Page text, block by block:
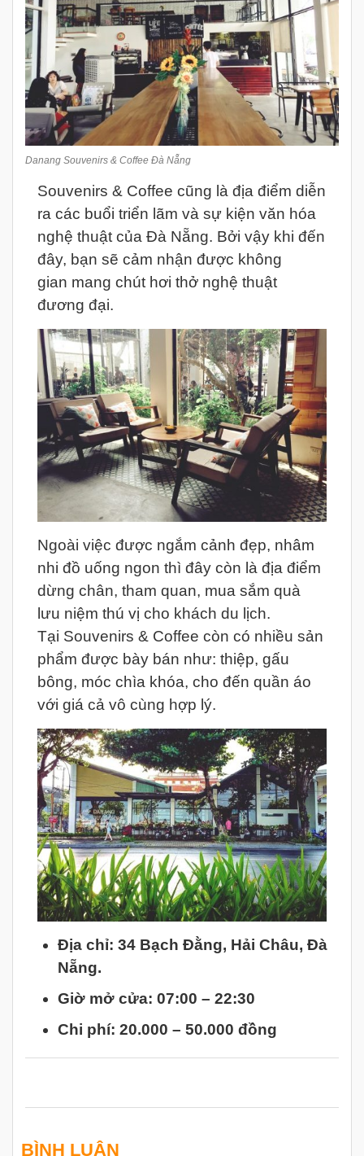
Danang Souvenirs & Coffee Đà Nẵng
Souvenirs & Coffee cũng là địa điểm diễn
ra các buổi triển lãm và sự kiện văn hóa
nghệ thuật của Đà Nẵng. Bởi vậy khi đến
đây, bạn sẽ cảm nhận được không
gian mang chút hơi thở nghệ thuật
đương đại.
Ngoài việc được ngắm cảnh đẹp, nhâm
nhi đồ uống ngon thì đây còn là địa điểm
dừng chân, tham quan, mua sắm quà
lưu niệm thú vị cho khách du lịch.
Tại Souvenirs & Coffee còn có nhiều sản
phẩm được bày bán như: thiệp, gấu
bông, móc chìa khóa, cho đến quần áo
với giá cả vô cùng hợp lý.
Địa chỉ: 34 Bạch Đằng, Hải Châu, Đà
Nẵng.
Giờ mở cửa: 07:00 – 22:30
Chi phí: 20.000 – 50.000 đồng
BÌNH LUẬN